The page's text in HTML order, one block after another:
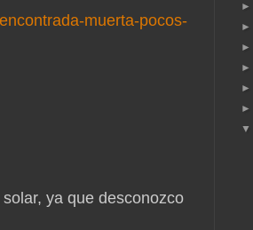
muerta-pocos-
ya que desconozco
►
►
►
►
►
►
▼